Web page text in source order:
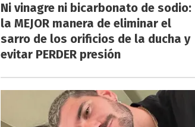
Ni vinagre ni bicarbonato de sodio:
la MEJOR manera de eliminar el
sarro de los orificios de la ducha y
evitar PERDER presión